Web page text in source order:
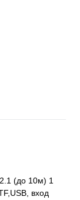
(до 10м) 1
вход